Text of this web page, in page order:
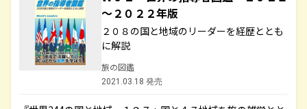
～２０２２年版
２０８の国と地域のリーダーを経歴ととも
に解説
旅の図鑑
2021.03.18 発売